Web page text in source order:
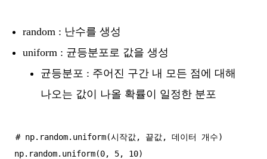
random : 난수를 생성
uniform : 균등분포로 값을 생성
균등분포 : 주어진 구간 내 모든 점에 대해
나오는 값이 나올 확률이 일정한 분포
# np.random.uniform(시작값, 끝값, 데이터 개수)
np.random.uniform(0, 5, 10)